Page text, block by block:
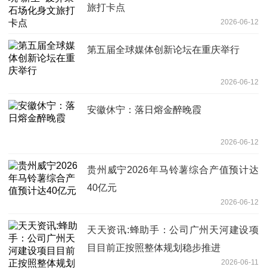
旅打卡点
2026-06-12
第五届全球媒体创新论坛在重庆举行
2026-06-12
安徽休宁：落日熔金醉晚霞
2026-06-12
贵州威宁2026年马铃薯综合产值预计达
40亿元
2026-06-12
天天资讯:蜂助手：公司广州天河建设项
目目前正按照整体规划稳步推进
2026-06-11